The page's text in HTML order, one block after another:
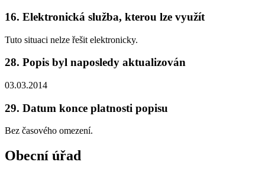
16. Elektronická služba, kterou lze využít
Tuto situaci nelze řešit elektronicky.
28. Popis byl naposledy aktualizován
03.03.2014
29. Datum konce platnosti popisu
Bez časového omezení.
Obecní úřad